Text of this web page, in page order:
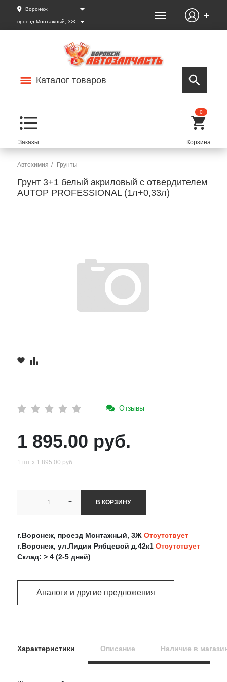
Воронеж
проезд Монтажный, 3Ж
Каталог товаров
0
Автохимия Грунты
Грунт 3+1 белый акриловый с отвердителем
AUTOP PROFESSIONAL (1л+0,33л)
Отзывы
1 895.00 руб.
1 шт х 1 895.00 руб.
- + В КОРЗИНУ
г.Воронеж, проезд Монтажный, 3Ж Отсутствует
г.Воронеж, ул.Лидии Рябцевой д.42к1 Отсутствует
Склад: > 4 (2-5 дней)
Аналоги и другие предложения
Характеристики Описание Наличие в